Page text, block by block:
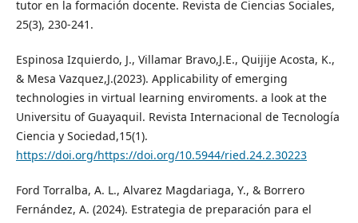
tutor en la formación docente. Revista de Ciencias Sociales,
25(3), 230-241.
Espinosa Izquierdo, J., Villamar Bravo,J.E., Quijije Acosta, K.,
& Mesa Vazquez,J.(2023). Applicability of emerging
technologies in virtual learning enviroments. a look at the
Universitu of Guayaquil. Revista Internacional de Tecnología
Ciencia y Sociedad,15(1).
https://doi.org/https://doi.org/10.5944/ried.24.2.30223
Ford Torralba, A. L., Alvarez Magdariaga, Y., & Borrero
Fernández, A. (2024). Estrategia de preparación para el